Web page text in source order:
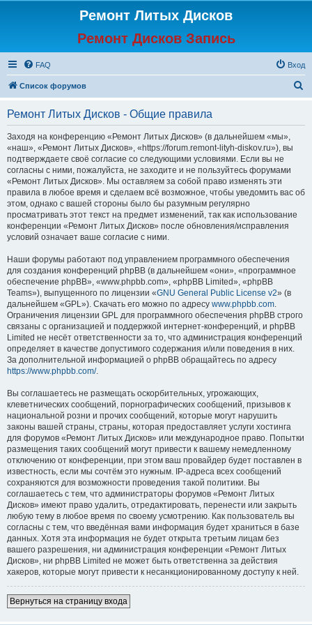
Ремонт Литых Дисков
Ремонт Дисков Запись
FAQ Вход
Список форумов
Ремонт Литых Дисков - Общие правила
Заходя на конференцию «Ремонт Литых Дисков» (в дальнейшем «мы»,
«наш», «Ремонт Литых Дисков», «https://forum.remont-lityh-diskov.ru»), вы
подтверждаете своё согласие со следующими условиями. Если вы не
согласны с ними, пожалуйста, не заходите и не пользуйтесь форумами
«Ремонт Литых Дисков». Мы оставляем за собой право изменять эти
правила в любое время и сделаем всё возможное, чтобы уведомить вас об
этом, однако с вашей стороны было бы разумным регулярно
просматривать этот текст на предмет изменений, так как использование
конференции «Ремонт Литых Дисков» после обновления/исправления
условий означает ваше согласие с ними.
Наши форумы работают под управлением программного обеспечения
для создания конференций phpBB (в дальнейшем «они», «программное
обеспечение phpBB», «www.phpbb.com», «phpBB Limited», «phpBB
Teams»), выпущенного по лицензии «GNU General Public License v2» (в
дальнейшем «GPL»). Скачать его можно по адресу www.phpbb.com.
Ограничения лицензии GPL для программного обеспечения phpBB строго
связаны с организацией и поддержкой интернет-конференций, и phpBB
Limited не несёт ответственности за то, что администрация конференций
определяет в качестве допустимого содержания и/или поведения в них.
За дополнительной информацией о phpBB обращайтесь по адресу
https://www.phpbb.com/.
Вы соглашаетесь не размещать оскорбительных, угрожающих,
клеветнических сообщений, порнографических сообщений, призывов к
национальной розни и прочих сообщений, которые могут нарушить
законы вашей страны, страны, которая предоставляет услуги хостинга
для форумов «Ремонт Литых Дисков» или международное право. Попытки
размещения таких сообщений могут привести к вашему немедленному
отключению от конференции, при этом ваш провайдер будет поставлен в
известность, если мы сочтём это нужным. IP-адреса всех сообщений
сохраняются для возможности проведения такой политики. Вы
соглашаетесь с тем, что администраторы форумов «Ремонт Литых
Дисков» имеют право удалить, отредактировать, перенести или закрыть
любую тему в любое время по своему усмотрению. Как пользователь вы
согласны с тем, что введённая вами информация будет храниться в базе
данных. Хотя эта информация не будет открыта третьим лицам без
вашего разрешения, ни администрация конференции «Ремонт Литых
Дисков», ни phpBB Limited не может быть ответственна за действия
хакеров, которые могут привести к несанкционированному доступу к ней.
Вернуться на страницу входа